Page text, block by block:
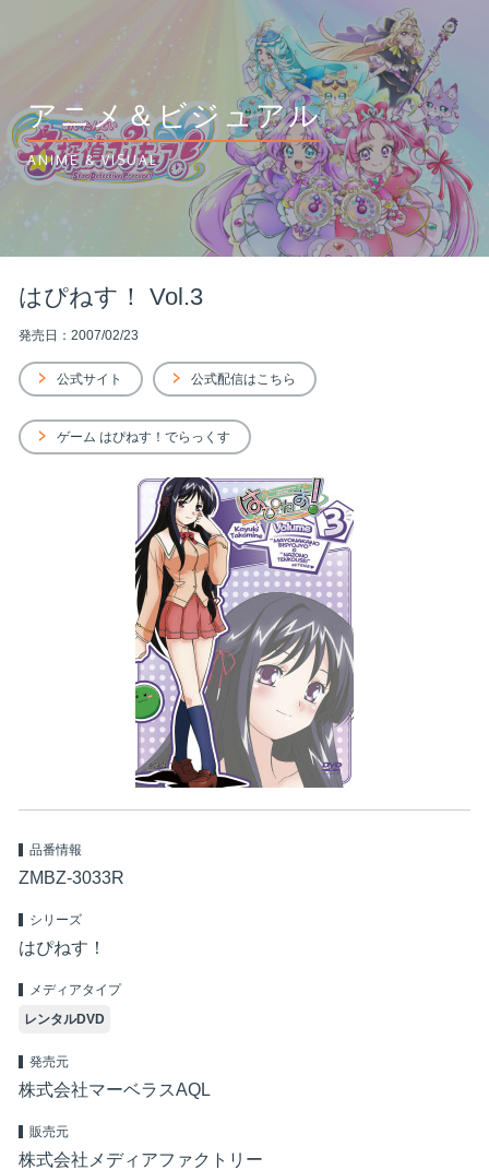
アニメ＆ビジュアル
ANIME & VISUAL
はぴねす！ Vol.3
発売日：2007/02/23
公式サイト 公式配信はこちら
ゲーム はぴねす！でらっくす
品番情報
ZMBZ-3033R
シリーズ
はぴねす！
メディアタイプ
レンタルDVD
発売元
株式会社マーベラスAQL
販売元
株式会社メディアファクトリー